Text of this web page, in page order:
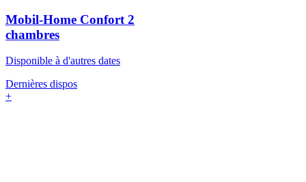
Mobil-Home Confort 2
chambres
Disponible à d'autres dates
Dernières dispos
+